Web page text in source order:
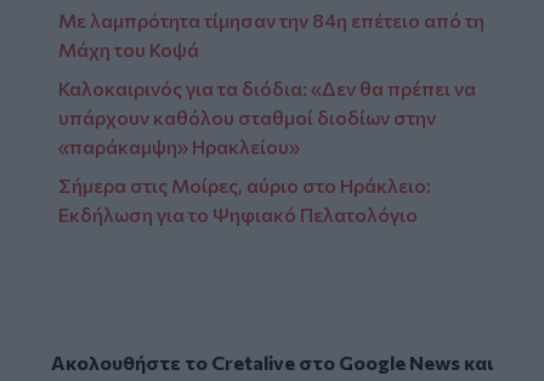
Με λαμπρότητα τίμησαν την 84η επέτειο από τη
Μάχη του Κοψά
Καλοκαιρινός για τα διόδια: «Δεν θα πρέπει να
υπάρχουν καθόλου σταθμοί διοδίων στην
«παράκαμψη» Ηρακλείου»
Σήμερα στις Μοίρες, αύριο στο Ηράκλειο:
Εκδήλωση για το Ψηφιακό Πελατολόγιο
Ακολουθήστε το Cretalive στο Google Newsκαι